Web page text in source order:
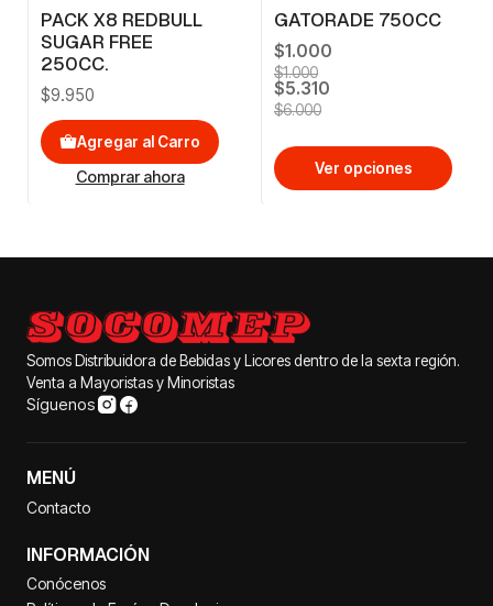
PACK X8 REDBULL
SUGAR FREE
250CC.
$9.950
Agregar al Carro
Comprar ahora
GATORADE 750CC
$1.000
$1.000
$5.310
$6.000
Ver opciones
Somos Distribuidora de Bebidas y Licores dentro de la sexta región.
Venta a Mayoristas y Minoristas
Síguenos
MENÚ
Contacto
INFORMACIÓN
Conócenos